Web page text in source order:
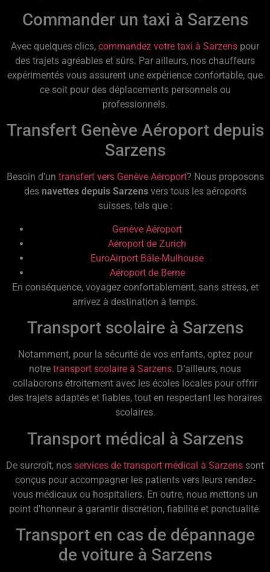
Commander un taxi à Sarzens
Avec quelques clics, commandez votre taxi à Sarzens pour
des trajets agréables et sûrs. Par ailleurs, nos chauffeurs
expérimentés vous assurent une expérience confortable, que
ce soit pour des déplacements personnels ou
professionnels.
Transfert Genève Aéroport depuis
Sarzens
Besoin d’un transfert vers Genève Aéroport? Nous proposons
des navettes depuis Sarzensvers tous les aéroports
suisses, tels que :
Genève Aéroport
Aéroport de Zurich
EuroAirport Bâle-Mulhouse
Aéroport de Berne
En conséquence, voyagez confortablement, sans stress, et
arrivez à destination à temps.
Transport scolaire à Sarzens
Notamment, pour la sécurité de vos enfants, optez pour
notre transport scolaire à Sarzens. D’ailleurs, nous
collaborons étroitement avec les écoles locales pour offrir
des trajets adaptés et fiables, tout en respectant les horaires
scolaires.
Transport médical à Sarzens
De surcroît, nos services de transport médical à Sarzens sont
conçus pour accompagner les patients vers leurs rendez-
vous médicaux ou hospitaliers. En outre, nous mettons un
point d’honneur à garantir discrétion, fiabilité et ponctualité.
Transport en cas de dépannage
de voiture à Sarzens